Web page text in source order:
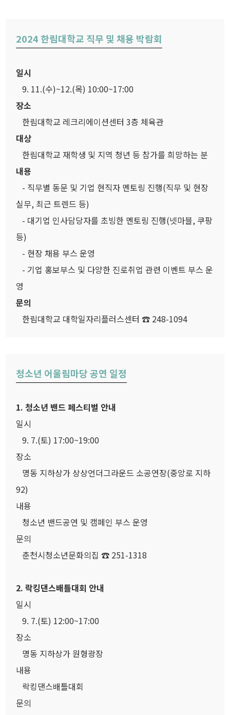
2024 한림대학교 직무 및 채용 박람회
일시
9. 11.(수)~12.(목) 10:00~17:00
장소
한림대학교 레크리에이션센터 3층 체육관
대상
한림대학교 재학생 및 지역 청년 등 참가를 희망하는 분
내용
- 직무별 동문 및 기업 현직자 멘토링 진행(직무 및 현장
실무, 최근 트렌드 등)
- 대기업 인사담당자를 초빙한 멘토링 진행(넷마블, 쿠팡
등)
- 현장 채용 부스 운영
- 기업 홍보부스 및 다양한 진로취업 관련 이벤트 부스 운
영
문의
한림대학교 대학일자리플러스센터 ☎ 248-1094
청소년 어울림마당 공연 일정
1. 청소년 밴드 페스티벌 안내
일시
9. 7.(토) 17:00~19:00
장소
명동 지하상가 상상언더그라운드 소공연장(중앙로 지하
92)
내용
청소년 밴드공연 및 캠페인 부스 운영
문의
춘천시청소년문화의집 ☎ 251-1318
2. 락킹댄스배틀대회 안내
일시
9. 7.(토) 12:00~17:00
장소
명동 지하상가 원형광장
내용
락킹댄스배틀대회
문의